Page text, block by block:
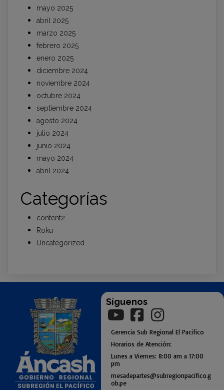
mayo 2025
abril 2025
marzo 2025
febrero 2025
enero 2025
diciembre 2024
noviembre 2024
octubre 2024
septiembre 2024
agosto 2024
julio 2024
junio 2024
mayo 2024
abril 2024
Categorías
content2
Roku
Uncategorized
Síguenos
Gerencia Sub Regional El Pacifico
Horarios de Atención:
Lunes a Viernes: 8:00 am a 17:00
pm
mesadepartes@subregionpacifico.g
ob.pe